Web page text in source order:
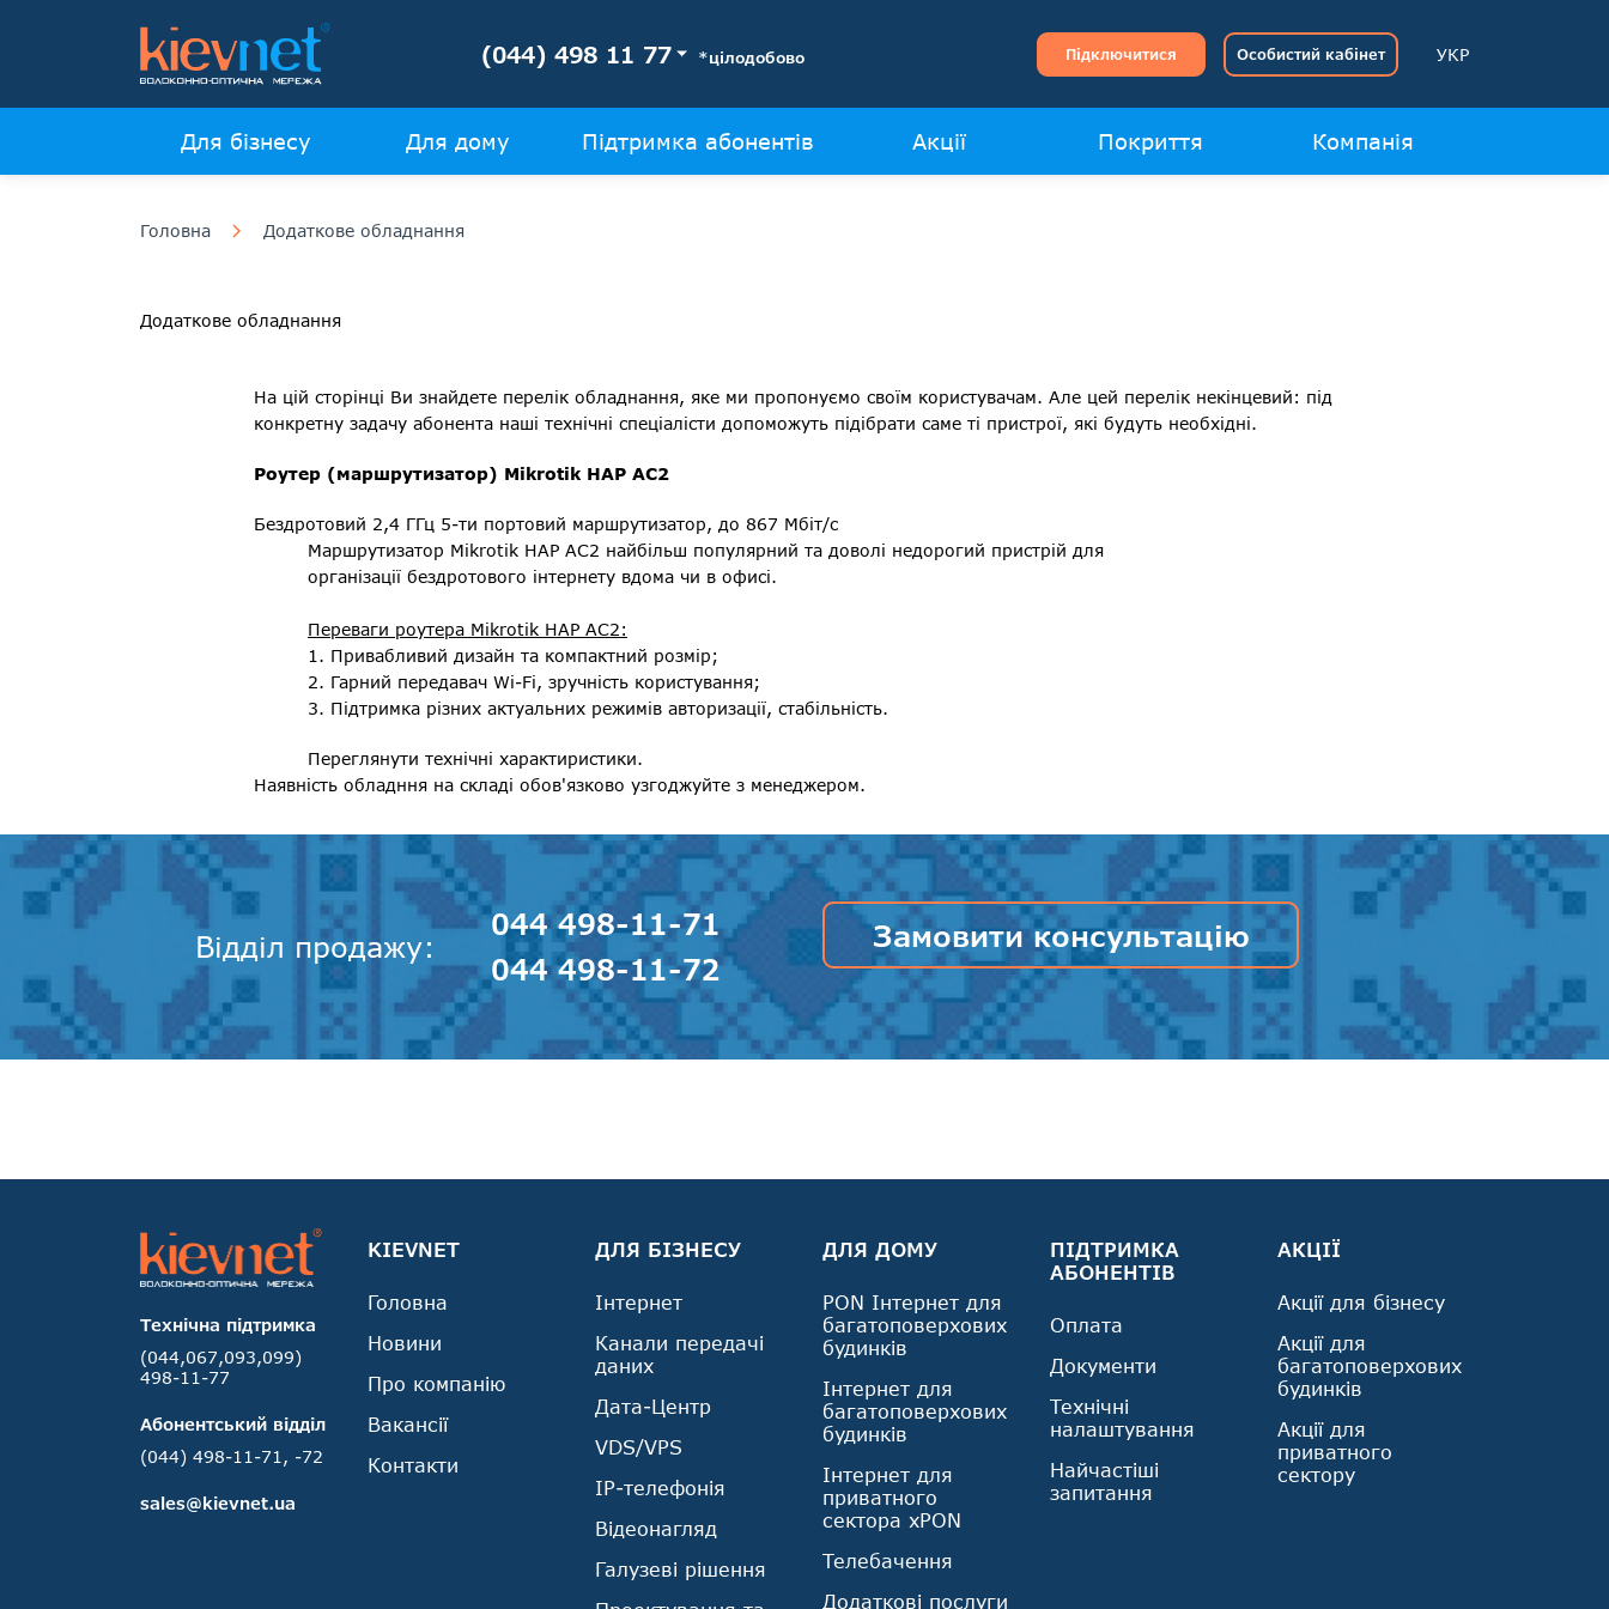
(044) 498 11 77 *цілодобово Підключитися Особистий кабінет УКР
Для бізнесу Для дому Підтримка абонентів Акції Покриття Компанія
Головна Додаткове обладнання
Додаткове обладнання
На цій сторінці Ви знайдете перелік обладнання, яке ми пропонуємо своїм користувачам. Але цей перелік некінцевий: під
конкретну задачу абонента наші технічні спеціалісти допоможуть підібрати саме ті пристрої, які будуть необхідні.
Роутер (маршрутизатор) Mikrotik HAP AC2
Бездротовий 2,4 ГГц 5-ти портовий маршрутизатор, до 867 Мбіт/с
Маршрутизатор Mikrotik HAP AC2 найбільш популярний та доволі недорогий пристрій для
організації бездротового інтернету вдома чи в офисі.
Переваги роутера Mikrotik HAP AC2:
1. Привабливий дизайн та компактний розмір;
2. Гарний передавач Wi-Fi, зручність користування;
3. Підтримка різних актуальних режимів авторизації, стабільність.
Переглянути технічні характиристики.
Наявність обладння на складі обов'язково узгоджуйте з менеджером.
Відділ продажу
044 498-11-71
044 498-11-72
Замовити консультацію
Технічна підтримка
(044,067,093,099)
498-11-77
Абонентський відділ
(044) 498-11-71, -72
sales@kievnet.ua
KIEVNET
Головна
Новини
Про компанію
Вакансії
Контакти
ДЛЯ БІЗНЕСУ
Інтернет
Канали передачі
даних
Дата-Центр
VDS/VPS
IP-телефонія
Відеонагляд
Галузеві рішення
ДЛЯ ДОМУ
PON Інтернет для
багатоповерхових
будинків
Інтернет для
багатоповерхових
будинків
Інтернет для
приватного
сектора xPON
Телебачення
Додаткові послуги
ПІДТРИМКА
АБОНЕНТІВ
Оплата
Документи
Технічні
налаштування
Найчастіші
запитання
АКЦІЇ
Акції для бізнесу
Акції для
багатоповерхових
будинків
Акції для
приватного
сектору